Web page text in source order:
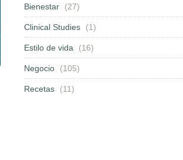
Bienestar (27)
Clinical Studies (1)
Estilo de vida (16)
Negocio (105)
Recetas (11)